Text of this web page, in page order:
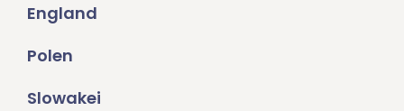
England
Polen
Slowakei